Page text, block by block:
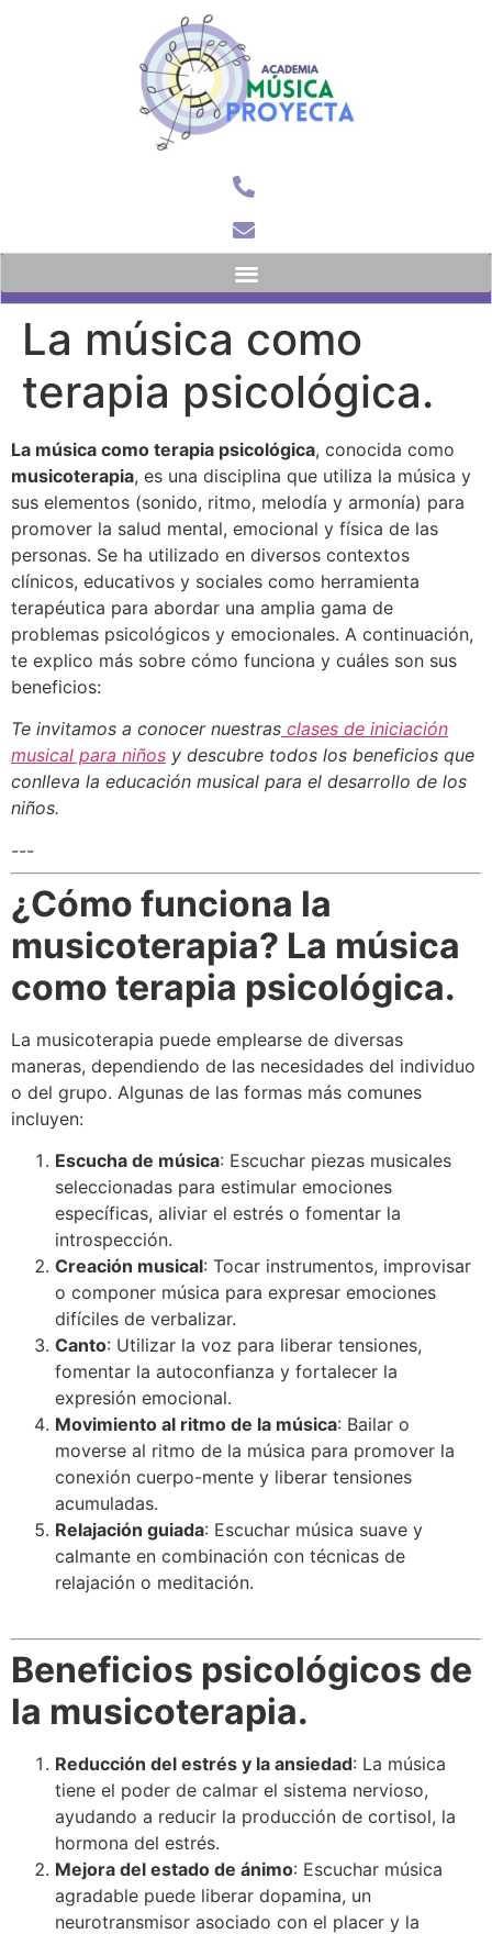
La música como
terapia psicológica.
La música como terapia psicológica, conocida como
musicoterapia, es una disciplina que utiliza la música y
sus elementos (sonido, ritmo, melodía y armonía) para
promover la salud mental, emocional y física de las
personas. Se ha utilizado en diversos contextos
clínicos, educativos y sociales como herramienta
terapéutica para abordar una amplia gama de
problemas psicológicos y emocionales. A continuación,
te explico más sobre cómo funciona y cuáles son sus
beneficios:
Te invitamos a conocer nuestras clases de iniciación
musical para niños y descubre todos los beneficios que
conlleva la educación musical para el desarrollo de los
niños.
---
¿Cómo funciona la
musicoterapia? La música
como terapia psicológica.
La musicoterapia puede emplearse de diversas
maneras, dependiendo de las necesidades del individuo
o del grupo. Algunas de las formas más comunes
incluyen:
Escucha de música: Escuchar piezas musicales
seleccionadas para estimular emociones
específicas, aliviar el estrés o fomentar la
introspección.
Creación musical: Tocar instrumentos, improvisar
o componer música para expresar emociones
difíciles de verbalizar.
Canto: Utilizar la voz para liberar tensiones,
fomentar la autoconfianza y fortalecer la
expresión emocional.
Movimiento al ritmo de la música: Bailar o
moverse al ritmo de la música para promover la
conexión cuerpo-mente y liberar tensiones
acumuladas.
Relajación guiada: Escuchar música suave y
calmante en combinación con técnicas de
relajación o meditación.
Beneficios psicológicos de
la musicoterapia.
Reducción del estrés y la ansiedad: La música
tiene el poder de calmar el sistema nervioso,
ayudando a reducir la producción de cortisol, la
hormona del estrés.
Mejora del estado de ánimo: Escuchar música
agradable puede liberar dopamina, un
neurotransmisor asociado con el placer y la